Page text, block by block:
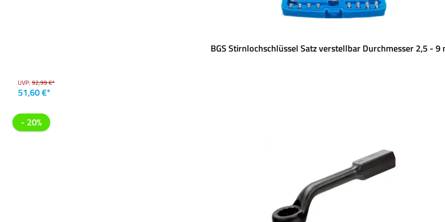
BGS Stirnlochschlüssel Satz verstellbar Durchmesser 2,5 - 9
UVP: 92,99 €*
51,60 €*
- 20%